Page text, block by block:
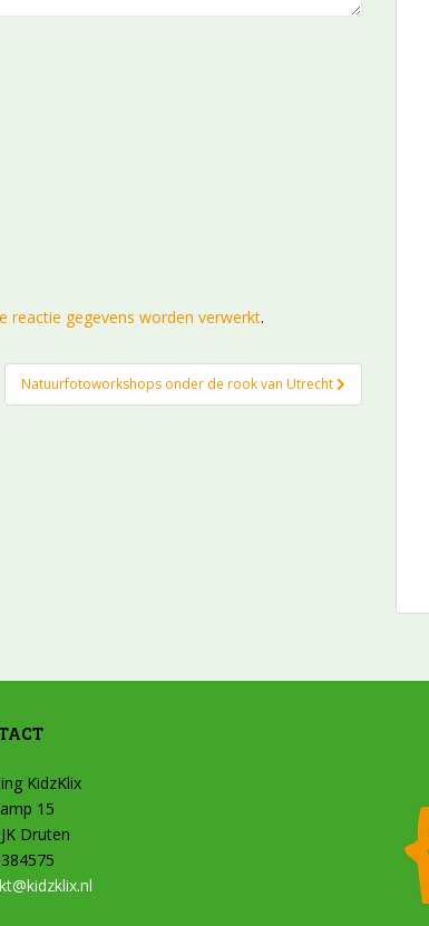
reactie gegevens worden verwerkt.
Natuurfotoworkshops onder de rook van Utrecht
KidzKlix
15
Druten